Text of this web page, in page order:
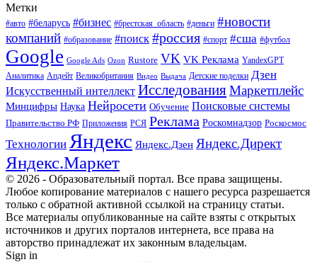
Метки
#авто #беларусь #бизнес #брестская_область #деньги #новости
компаний #образование #поиск #россия #спорт #сша #футбол
Google Google Ads Ozon Rustore VK VK Реклама YandexGPT
Аналитика Апдейт Великобритания Видео Выдача Детские поделки Дзен
Искусственный интеллект ИсследованияМаркетплейс
Минцифры Наука Нейросети Обучение Поисковые системы
Правительство РФ Приложения РСЯ Реклама Роскомнадзор Роскосмос
Технологии Яндекс Яндекс.Дзен Яндекс.Директ
Яндекс.Маркет
© 2026 - Образовательный портал. Все права защищены.
Любое копирование материалов с нашего ресурса разрешается
только с обратной активной ссылкой на страницу статьи.
Все материалы опубликованные на сайте взяты с открытых
источников и других порталов интернета, все права на
авторство принадлежат их законным владельцам.
Sign in